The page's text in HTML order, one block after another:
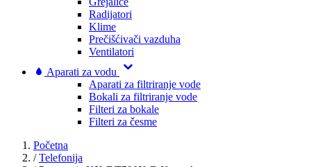
Radijatori
Klime
Prečišćivači vazduha
Ventilatori
Aparati za vodu
Aparati za filtriranje vode
Bokali za filtriranje vode
Filteri za bokale
Filteri za česme
Početna
/ Telefonija